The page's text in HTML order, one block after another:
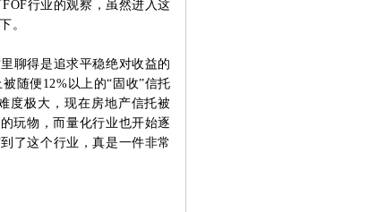
行业的观察，虽然进入这
。
聊得是追求平稳绝对收益的
随便12%以上的“固收”信托
度极 大，现在房地产信托被
玩物，而量化行业也开始逐
了这个行业，真是一件非常